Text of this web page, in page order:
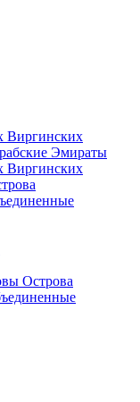
Виргинских
Эмираты
Виргинских
Острова